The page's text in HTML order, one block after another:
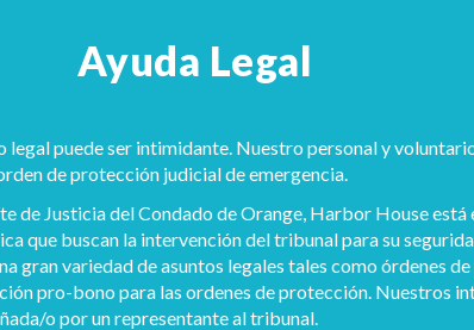
Ayuda Legal
legal puede ser intimidante. Nuestro personal y
de protección judicial de emergencia.
de Justicia del Condado de Orange, Harbor House está
que buscan la intervención del tribunal para su
gran variedad de asuntos legales tales como órdenes
pro-bono para las ordenes de protección. Nuestros
o por un representante al tribunal.